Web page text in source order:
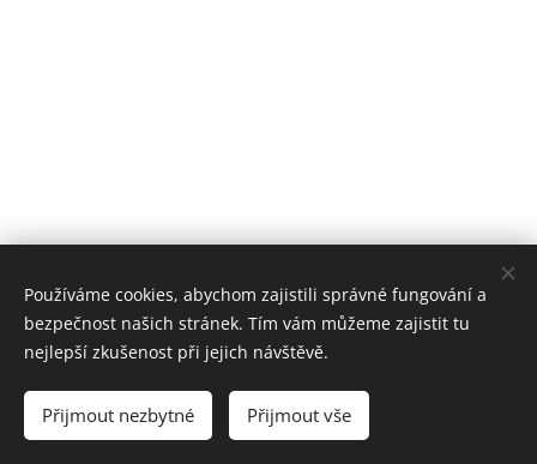
Hradní Spolek, Vranovská 19, Brno 614 00, +420 602 736 953
Cookies
Jazyky
Čeština
English
Používáme cookies, abychom zajistili správné fungování a
bezpečnost našich stránek. Tím vám můžeme zajistit tu
nejlepší zkušenost při jejich návštěvě.
Přijmout nezbytné Přijmout vše